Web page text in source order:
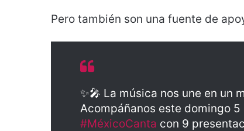
Pero también son una fuente de
✨🎤 La música nos une en un
Acompáñanos este domingo
#MéxicoCanta con 9